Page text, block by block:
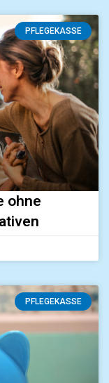
PFLEGEKASSE
ohne
PFLEGEKASSE